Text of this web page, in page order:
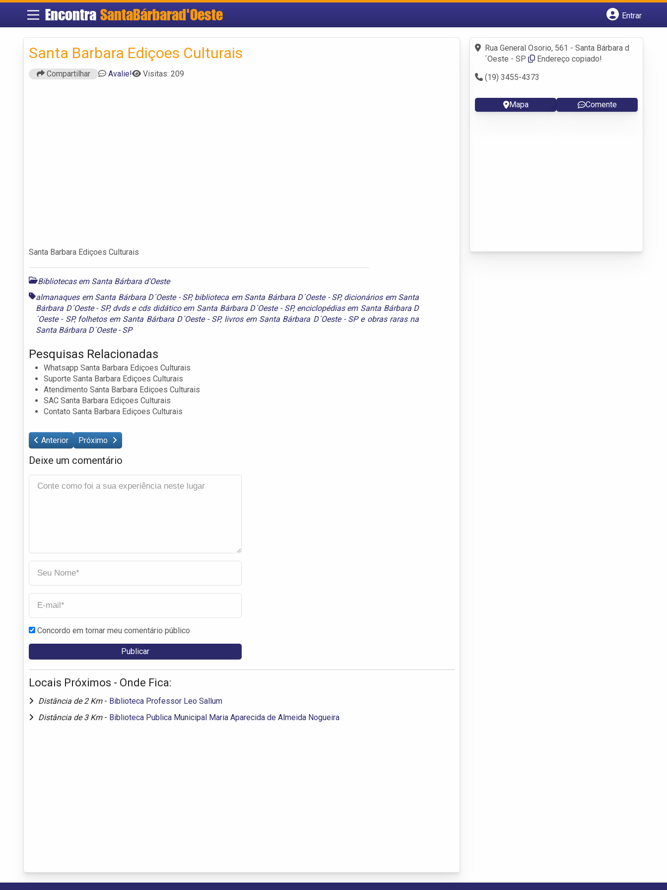
Encontra SantaBárbarad'Oeste
Entrar
Fazer login
Criar conta
Santa Barbara Ediçoes Culturais
Compartilhar Avalie! Visitas: 209
Santa Barbara Ediçoes Culturais
Bibliotecas em Santa Bárbara d'Oeste
almanaques em Santa Bárbara D´Oeste - SP, biblioteca em Santa Bárbara D´Oeste - SP, dicionários em Santa
Bárbara D´Oeste - SP, dvds e cds didático em Santa Bárbara D´Oeste - SP, enciclopédias em Santa Bárbara D
´Oeste - SP, folhetos em Santa Bárbara D´Oeste - SP, livros em Santa Bárbara D´Oeste - SPe obras raras na
Santa Bárbara D´Oeste - SP
Pesquisas Relacionadas
Whatsapp Santa Barbara Ediçoes Culturais
Suporte Santa Barbara Ediçoes Culturais
Atendimento Santa Barbara Ediçoes Culturais
SAC Santa Barbara Ediçoes Culturais
Contato Santa Barbara Ediçoes Culturais
Anterior Próximo
Deixe um comentário
Concordo em tornar meu comentário público
Locais Próximos - Onde Fica:
Distância de 2 Km - Biblioteca Professor Leo Sallum
Distância de 3 Km - Biblioteca Publica Municipal Maria Aparecida de Almeida Nogueira
Rua General Osorio, 561 - Santa Bárbara d
´Oeste - SP
Endereço copiado!
(19) 3455-4373
Mapa Comente